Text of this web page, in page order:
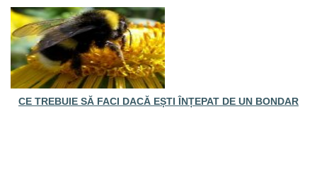
CE TREBUIE SĂ FACI DACĂ EȘTI ÎNȚEPAT DE UN BONDAR